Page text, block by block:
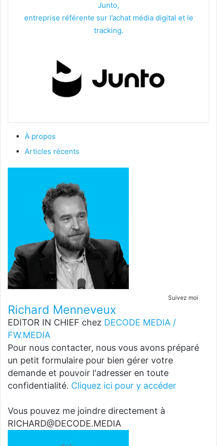
Junto,
entreprise référente sur l’achat média digital et le
tracking.
À propos
Articles récents
Suivez moi
Richard Menneveux
EDITOR IN CHIEF chez DECODE MEDIA /
FW.MEDIA
Pour nous contacter, nous vous avons préparé
un petit formulaire pour bien gérer votre
demande et pouvoir l'adresser en toute
confidentialité. Cliquez ici pour y accéder
Vous pouvez me joindre directement à
RICHARD@DECODE.MEDIA